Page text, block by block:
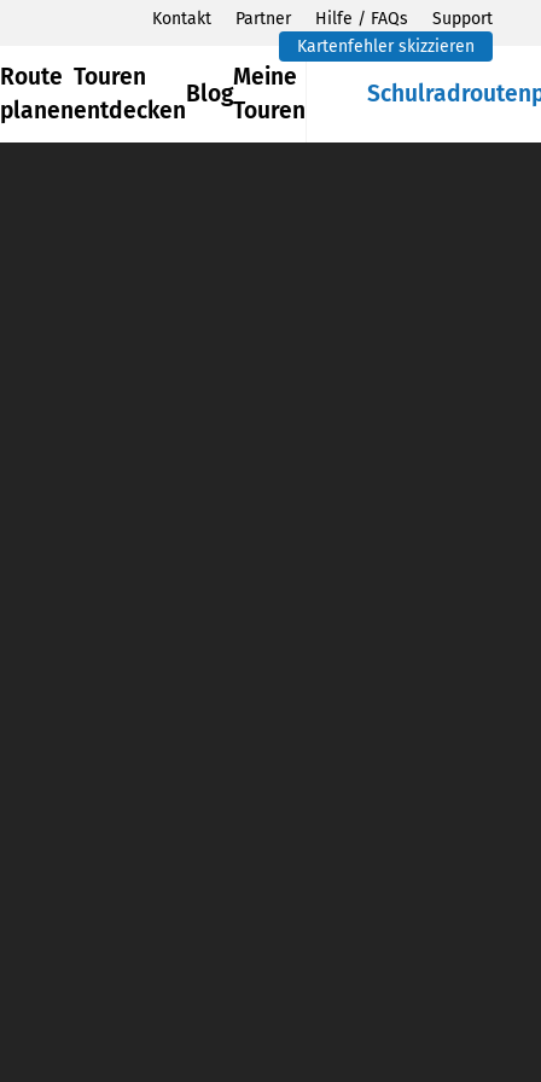
Kontakt Partner Hilfe / FAQs
Support
Kartenfehler skizzieren
Route
planen
Touren
entdecken
Blog
Meine
Touren